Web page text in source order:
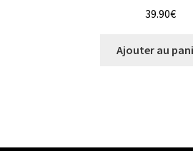
39.90€
Ajouter au